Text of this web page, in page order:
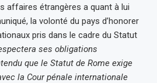
affaires étrangères a quant à lui
la volonté du pays d’honorer
pris dans le cadre du Statut
ses obligations
que le Statut de Rome exige
la Cour pénale internationale